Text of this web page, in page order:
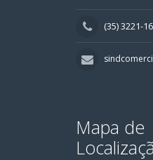
(35) 3221-
Mapa de